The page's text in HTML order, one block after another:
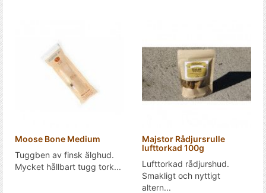
Moose Bone Medium
Tuggben av finsk älghud.
Mycket hållbart tugg tork...
Majstor Rådjursrulle
lufttorkad 100g
Lufttorkad rådjurshud.
Smakligt och nyttigt
altern...